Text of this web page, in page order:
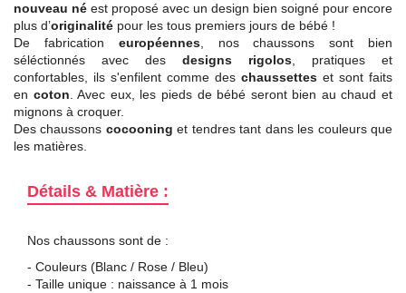
nouveau né est proposé avec un design bien soigné pour encore
plus d’originalité pour les tous premiers jours de bébé !
De fabrication européennes, nos chaussons sont bien
séléctionnés avec des designs rigolos , pratiques et
confortables, ils s'enfilent comme des chaussettes et sont faits
en coton . Avec eux, les pieds de bébé seront bien au chaud et
mignons à croquer.
Des chaussons cocooning et tendres tant dans les couleurs que
les matières.
Détails & Matière :
Nos chaussons sont de :
- Couleurs (Blanc / Rose / Bleu)
- Taille unique : naissance à 1 mois